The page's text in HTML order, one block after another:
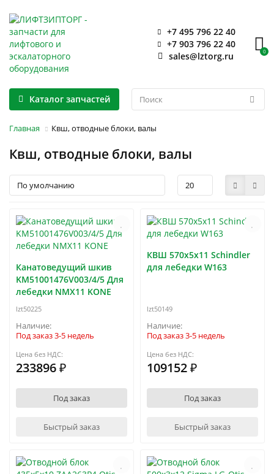
+7 495 796 22 40
+7 903 796 22 40
sales@lztorg.ru
0
Каталог запчастей
Главная Квш, отводные блоки, валы
Квш, отводные блоки, валы
Канатоведущий шкив
KM51001476V003/4/5 Для
лебедки NMX11 KONE
lzt50225
Под заказ 3-5 недель
Цена без НДС:
233896 ₽
Под заказ
Быстрый заказ
КВШ 570х5х11 Schindler
для лебедки W163
lzt50149
Под заказ 3-5 недель
Цена без НДС:
109152 ₽
Под заказ
Быстрый заказ